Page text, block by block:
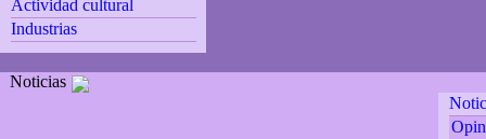
Actividad cultural
Industrias
Noticias